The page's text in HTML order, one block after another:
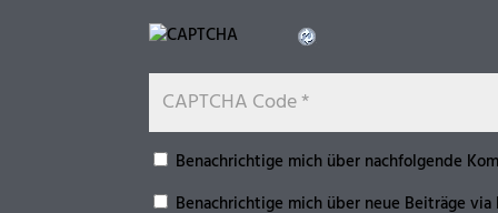
Benachrichtige mich über nachfolgende
Benachrichtige mich über neue Beiträge via